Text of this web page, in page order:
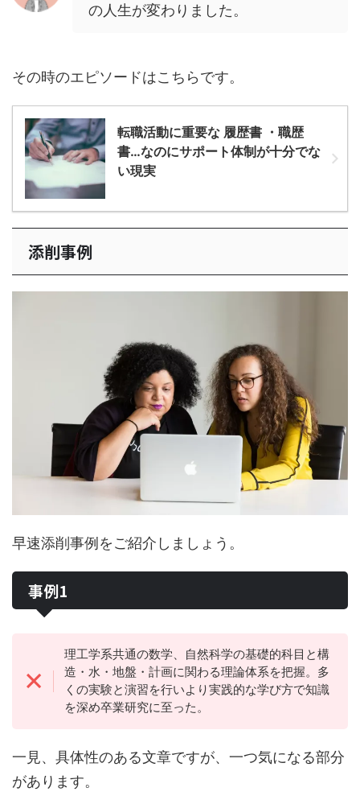
の人生が変わりました。
その時のエピソードはこちらです。
転職活動に重要な 履歴書 ・職歴
書…なのにサポート体制が十分でな
い現実
添削事例
早速添削事例をご紹介しましょう。
事例1
理工学系共通の数学、自然科学の基礎的科目と構
造・水・地盤・計画に関わる理論体系を把握。多
くの実験と演習を行いより実践的な学び方で知識
を深め卒業研究に至った。
一見、具体性のある文章ですが、一つ気になる部分
があります。